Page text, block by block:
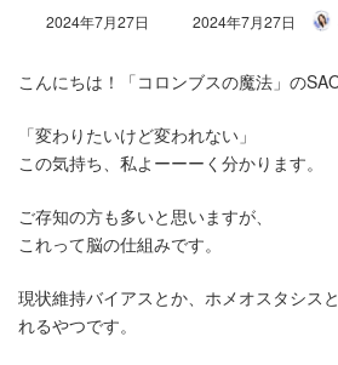
2024年7月27日
最
新
時
2024年7月27日
こんにちは！「コロンブスの魔法」の
「変わりたいけど変われない」
この気持ち、私よーーーく分かります。
ご存知の方も多いと思いますが、
これって脳の仕組みです。
現状維持バイアスとか、ホメオスタシス
れるやつです。